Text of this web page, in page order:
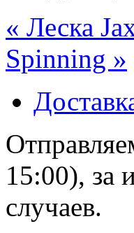
« Леска
Spinning »
15:00), за
случаев.